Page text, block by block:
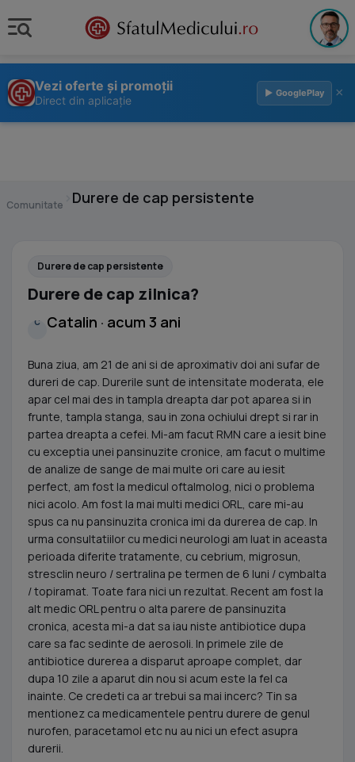
Vezi oferte și promoții
Direct din aplicație
▶ GooglePlay ×
Comunitate Durere de cap persistente
Durere de cap persistente
Durere de cap zilnica?
C Catalin · acum 3 ani
Buna ziua, am 21 de ani si de aproximativ doi ani sufar de
dureri de cap. Durerile sunt de intensitate moderata, ele
apar cel mai des in tampla dreapta dar pot aparea si in
frunte, tampla stanga, sau in zona ochiului drept si rar in
partea dreapta a cefei. Mi-am facut RMN care a iesit bine
cu exceptia unei pansinuzite cronice, am facut o multime
de analize de sange de mai multe ori care au iesit
perfect, am fost la medicul oftalmolog, nici o problema
nici acolo. Am fost la mai multi medici ORL, care mi-au
spus ca nu pansinuzita cronica imi da durerea de cap. In
urma consultatiilor cu medici neurologi am luat in aceasta
perioada diferite tratamente, cu cebrium, migrosun,
stresclin neuro / sertralina pe termen de 6 luni / cymbalta
/ topiramat. Toate fara nici un rezultat. Recent am fost la
alt medic ORL pentru o alta parere de pansinuzita
cronica, acesta mi-a dat sa iau niste antibiotice dupa
care sa fac sedinte de aerosoli. In primele zile de
antibiotice durerea a disparut aproape complet, dar
dupa 10 zile a aparut din nou si acum este la fel ca
inainte. Ce credeti ca ar trebui sa mai incerc? Tin sa
mentionez ca medicamentele pentru durere de genul
nurofen, paracetamol etc nu au nici un efect asupra
durerii.